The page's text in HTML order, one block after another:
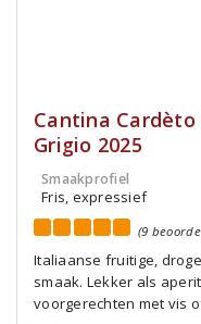
Cantina
Grigio 2025
Smaakprofiel
Fris, expressief
(9
Italiaanse fruitige,
smaak. Lekker als
voorgerechten met vis